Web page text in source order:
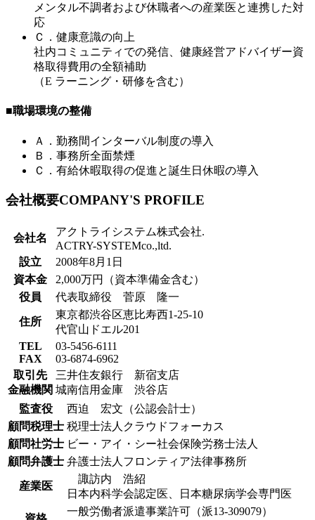
メンタル不調者および休職者への産業医と連携した対
応
Ｃ．健康意識の向上
社内コミュニティでの発信、健康経営アドバイザー資
格取得費用の全額補助
（E ラーニング・研修を含む）
■職場環境の整備
Ａ．勤務間インターバル制度の導入
Ｂ．事務所全面禁煙
Ｃ．有給休暇取得の促進と誕生日休暇の導入
会社概要COMPANY'S PROFILE
会社名
アクトライシステム株式会社.
ACTRY-SYSTEMco.,ltd.
設立
2008年8月1日
資本金
2,000万円（資本準備金含む）
役員
代表取締役 菅原 隆一
住所
東京都渋谷区恵比寿西1-25-10
代官山ドエル201
TEL
FAX
03-5456-6111
03-6874-6962
取引先
金融機関
三井住友銀行 新宿支店
城南信用金庫 渋谷店
監査役
西迫 宏文（公認会計士）
顧問税理士 税理士法人クラウドフォーカス
顧問社労士 ビー・アイ・シー社会保険労務士法人
顧問弁護士 弁護士法人フロンティア法律事務所
産業医
諏訪内 浩紹
日本内科学会認定医、日本糖尿病学会専門医
一般労働者派遣事業許可（派13-309079）